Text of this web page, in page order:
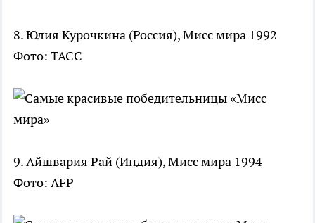
8. Юлия Курочкина (Россия), Мисс мира 1992
Фото: ТАСС
9. Айшвария Рай (Индия), Мисс мира 1994
Фото: AFP